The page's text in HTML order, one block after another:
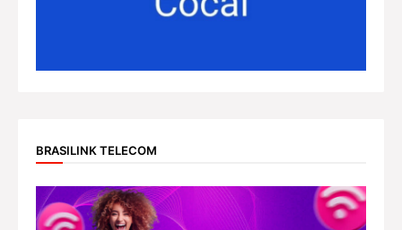
BRASILINK TELECOM